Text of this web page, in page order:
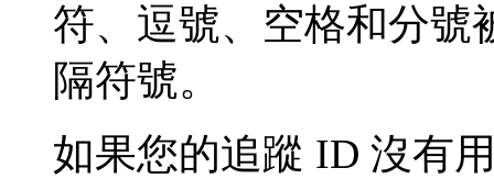
符、逗號、空格和分號
隔符號。
如果您的追蹤 ID 沒有